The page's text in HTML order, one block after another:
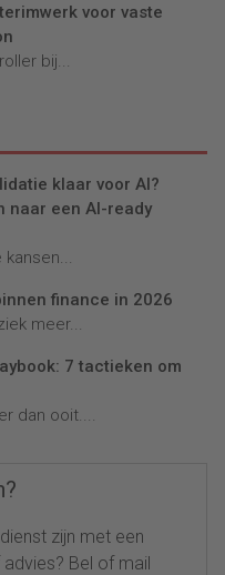
voor vaste
bij...
klaar voor AI?
naar een AI-ready
finance in 2026
meer...
7 tactieken om
dan ooit....
zijn met een
Bel of mail